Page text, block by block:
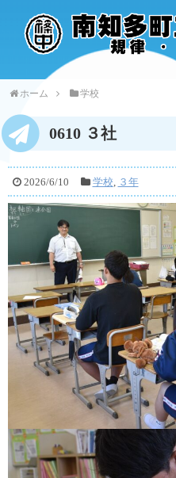
ホーム 学校
0610 ３社
2026/6/10 学校, ３年